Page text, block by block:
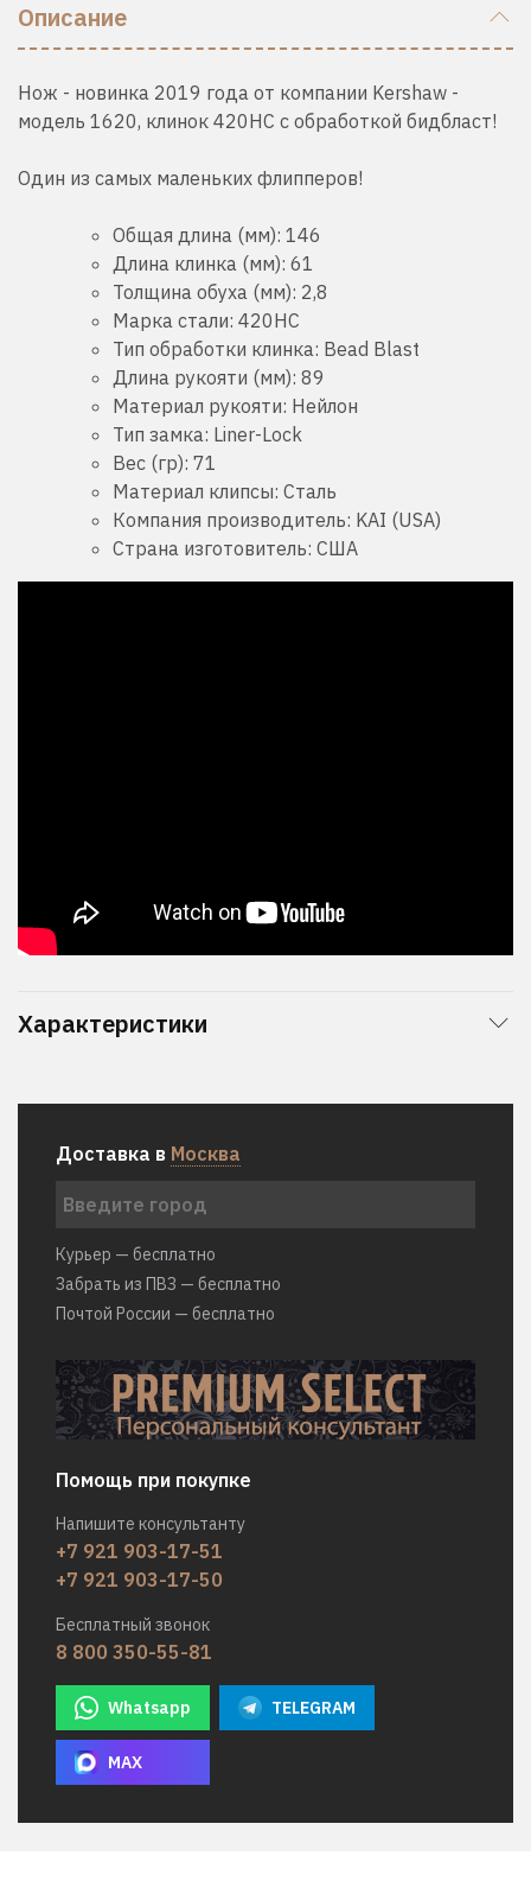
Описание
Нож - новинка 2019 года от компании Kershaw -
модель 1620, клинок 420HС с обработкой бидбласт!
Один из самых маленьких флипперов!
Общая длина (мм): 146
Длина клинка (мм): 61
Толщина обуха (мм): 2,8
Марка стали: 420HC
Тип обработки клинка: Bead Blast
Длина рукояти (мм): 89
Материал рукояти: Нейлон
Тип замка: Liner-Lock
Вес (гр): 71
Материал клипсы: Сталь
Компания производитель: KAI (USA)
Страна изготовитель: США
Характеристики
Доставка в Москва
Курьер — бесплатно
Забрать из ПВЗ — бесплатно
Почтой России — бесплатно
Помощь при покупке
Напишите консультанту
+7 921 903-17-51
+7 921 903-17-50
Бесплатный звонок
8 800 350-55-81
Whatsapp TELEGRAM
MAX